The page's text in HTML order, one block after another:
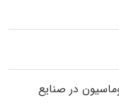
در صنایع